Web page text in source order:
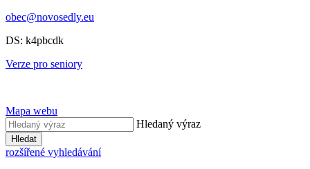
obec@novosedly.eu
DS: k4pbcdk
Verze pro seniory
Mapa webu
Hledaný výraz
Hledat
rozšířené vyhledávání